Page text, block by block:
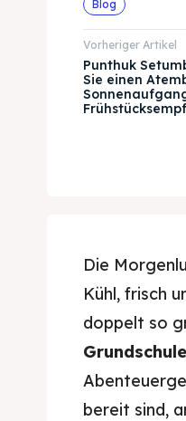
Blog
Vorheriger Artikel
Punthuk
Sie einen
Die
Kühl, frisch
doppelt so
bereit sind,